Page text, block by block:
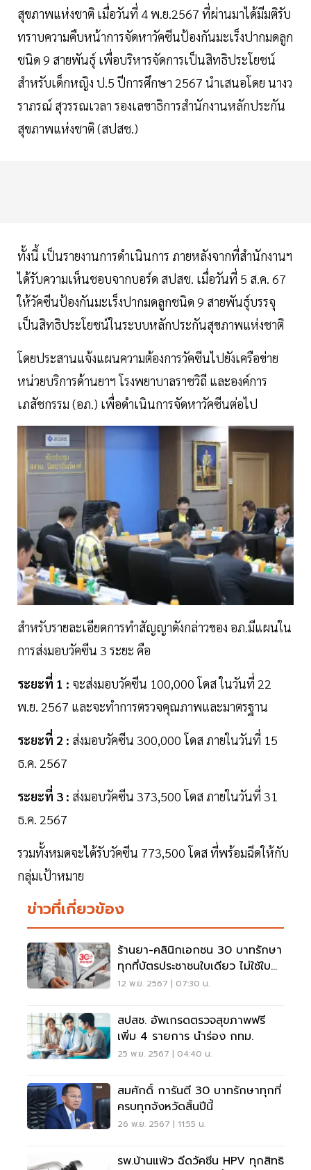
สุขภาพแห่งชาติ เมื่อวันที่ 4 พ.ย.2567 ที่ผ่านมาได้มีมติรับ
ทราบความคืบหน้าการจัดหาวัคซีนป้องกันมะเร็งปากมดลูก
ชนิด 9 สายพันธุ์ เพื่อบริหารจัดการเป็นสิทธิประโยชน์
สำหรับเด็กหญิง ป.5 ปีการศึกษา 2567 นำเสนอโดย นางว
ราภรณ์ สุวรรณเวลา รองเลขาธิการสำนักงานหลักประกัน
สุขภาพแห่งชาติ (สปสช.)
ทั้งนี้ เป็นรายงานการดำเนินการ ภายหลังจากที่สำนักงานฯ
ได้รับความเห็นชอบจากบอร์ด สปสช. เมื่อวันที่ 5 ส.ค. 67
ให้วัคซีนป้องกันมะเร็งปากมดลูกชนิด 9 สายพันธุ์บรรจุ
เป็นสิทธิประโยชน์ในระบบหลักประกันสุขภาพแห่งชาติ
โดยประสานแจ้งแผนความต้องการวัคซีนไปยังเครือข่าย
หน่วยบริการด้านยาฯ โรงพยาบาลราชวิถี และองค์การ
เภสัชกรรม (อภ.) เพื่อดำเนินการจัดหาวัคซีนต่อไป
สำหรับรายละเอียดการทำสัญญาดังกล่าวของ อภ.มีแผนใน
การส่งมอบวัคซีน 3 ระยะ คือ
ระยะที่ 1 : จะส่งมอบวัคซีน 100,000 โดส ในวันที่ 22
พ.ย. 2567 และจะทำการตรวจคุณภาพและมาตรฐาน
ระยะที่ 2 : ส่งมอบวัคซีน 300,000 โดส ภายในวันที่ 15
ธ.ค. 2567
ระยะที่ 3 : ส่งมอบวัคซีน 373,500 โดส ภายในวันที่ 31
ธ.ค. 2567
รวมทั้งหมดจะได้รับวัคซีน 773,500 โดส ที่พร้อมฉีดให้กับ
กลุ่มเป้าหมาย
ข่าวที่เกี่ยวข้อง
ร้านยา-คลินิกเอกชน 30 บาทรักษา
ทุกที่บัตรประชาชนใบเดียว ไม่ใช้ใบ
ส่งตัว
12 พ.ย. 2567 | 07:30 น.
สปสช. อัพเกรดตรวจสุขภาพฟรี
เพิ่ม 4 รายการ นำร่อง กทม.
25 พ.ย. 2567 | 04:40 น.
สมศักดิ์ การันตี 30 บาทรักษาทุกที่
ครบทุกจังหวัดสิ้นปีนี้
26 พ.ย. 2567 | 11:55 น.
รพ.บ้านแพ้ว ฉีดวัคซีน HPV ทุกสิทธิ